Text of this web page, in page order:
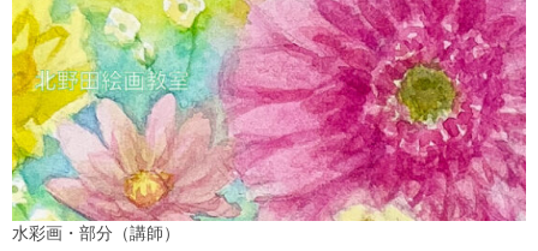
水彩画・部分（講師）